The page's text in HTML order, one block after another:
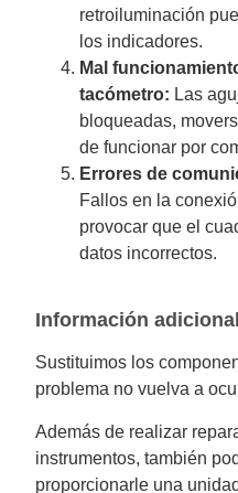
retroiluminación
los indicadores.
Mal
tacómetro: Las
bloqueadas,
de funcionar por
Errores de
Fallos en la
provocar que el
datos incorrectos.
Información adicional
Sustituimos los
problema no vuelva a
Además de realizar
instrumentos, también
proporcionarle una